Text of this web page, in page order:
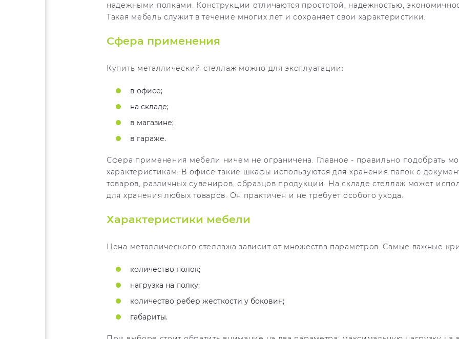
надежными полками. Конструкции отличаются простотой, надежностью,
Такая мебель служит в течение многих лет и сохраняет свои характеристики.
Сфера применения
Купить металлический стеллаж можно для эксплуатации:
в офисе;
на складе;
в магазине;
в гараже.
Сфера применения мебели ничем не ограничена. Главное - правильно подобрать
характеристикам. В офисе такие шкафы используются для хранения папок с
товаров, различных сувениров, образцов продукции. На складе стеллаж может
для хранения любых товаров. Он практичен и не требует особого ухода.
Характеристики мебели
Цена металлического стеллажа зависит от множества параметров. Самые важные
количество полок;
нагрузка на полку;
количество ребер жесткости у боковин;
габариты.